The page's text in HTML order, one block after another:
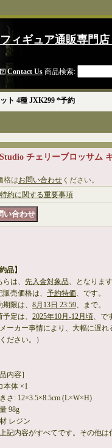
ィギュア通販専門
Contact Us 商品検索:
ト 4種 JXK299 *予約
チェリーブロッサム
格はお問い合わせ ください。
約に関する重要事項
品】
は、 先入金対象品、となります
売価格は、 予約特価、です。
限は、 8月13日 23:59、まで。
定は、 2025年10月-12月頃、で
ーカー事情により、大幅に遅
ださい。）
内容］
本体 ×1
きさ: 12×3.5×8.5cm (L×W×H)
98g
レジン
記内容がすべてです。その他は